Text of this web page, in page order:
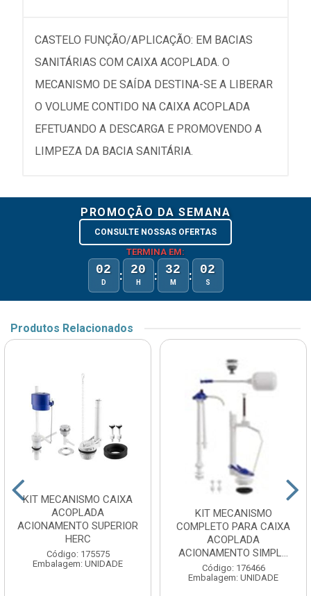
CASTELO FUNÇÃO/APLICAÇÃO: EM BACIAS
SANITÁRIAS COM CAIXA ACOPLADA. O
MECANISMO DE SAÍDA DESTINA-SE A LIBERAR
O VOLUME CONTIDO NA CAIXA ACOPLADA
EFETUANDO A DESCARGA E PROMOVENDO A
LIMPEZA DA BACIA SANITÁRIA.
PROMOÇÃO DA SEMANA
CONSULTE NOSSAS OFERTAS
TERMINA EM:
02
D : 20
H : 32
M : 02
S
Produtos Relacionados
KIT MECANISMO CAIXA
ACOPLADA
ACIONAMENTO SUPERIOR
HERC
Código: 175575
Embalagem: UNIDADE
KIT MECANISMO
COMPLETO PARA CAIXA
ACOPLADA
ACIONAMENTO SIMPL...
Código: 176466
Embalagem: UNIDADE